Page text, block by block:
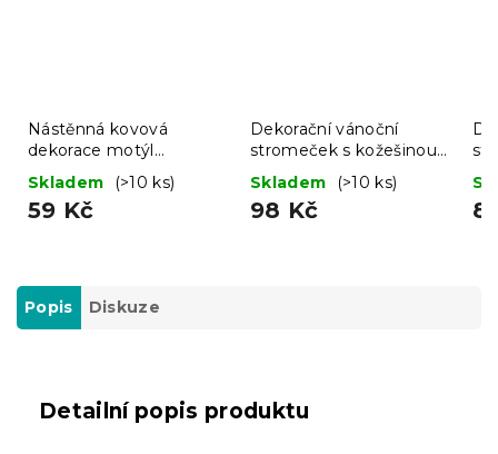
Nástěnná kovová
dekorace motýl
BUTTERFLY 40 cm -
více barev
Skladem (>10 ks)
59 Kč
Dekorační vánoční
stromeček s kožešinou
LUSH 41 cm - různé
barvy
Skladem (>10 ks)
98 Kč
Popis Diskuze
Detailní popis produktu